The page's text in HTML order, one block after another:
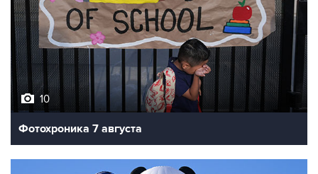
10
Фотохроника 7 августа